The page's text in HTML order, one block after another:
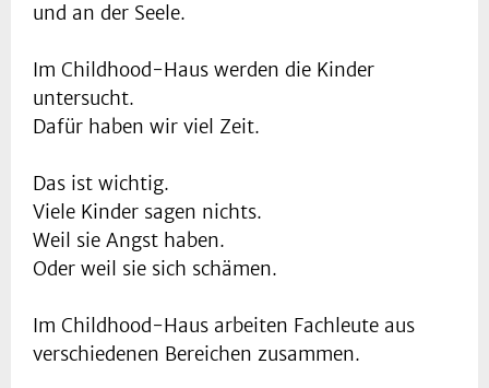
und an der Seele.
Im Childhood-Haus werden die Kinder
untersucht.
Dafür haben wir viel Zeit.
Das ist wichtig.
Viele Kinder sagen nichts.
Weil sie Angst haben.
Oder weil sie sich schämen.
Im Childhood-Haus arbeiten Fachleute aus
verschiedenen Bereichen zusammen.